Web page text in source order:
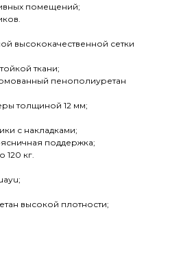
помещений;
высококачественной сетки
ткани;
пенополиуретан
толщиной 12 мм;
с накладками;
поддержка;
120 кг.
высокой плотности;